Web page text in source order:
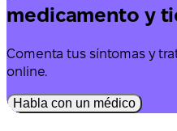
medicamento y
Comenta tus síntomas y
online.
Habla con un médico